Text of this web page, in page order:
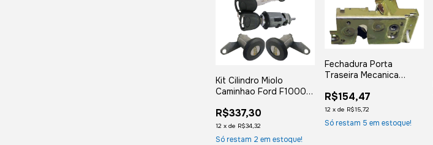
Kit Cilindro Miolo
Caminhao Ford F1000
R$337,30
12 xde R$34,32
Só restam 2 em estoque!
Fechadura Porta
Traseira Mecanica
Lado Direito
R$154,47
12 xde R$15,72
Só restam 5 em estoque!